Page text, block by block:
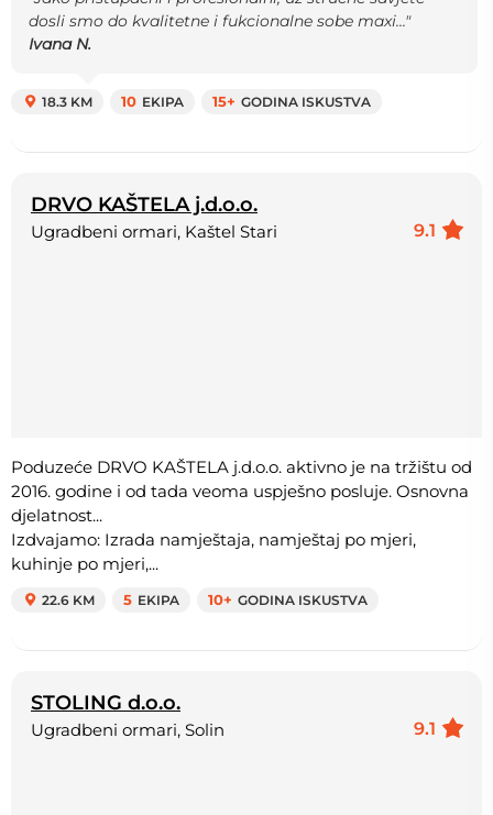
dosli smo do kvalitetne i fukcionalne sobe maxi..."
Ivana N.
18.3 KM 10 EKIPA 15+ GODINA ISKUSTVA
DRVO KAŠTELA j.d.o.o.
9.1
Ugradbeni ormari, Kaštel Stari
Poduzeće DRVO KAŠTELA j.d.o.o. aktivno je na tržištu od
2016. godine i od tada veoma uspješno posluje. Osnovna
djelatnost...
Izdvajamo: Izrada namještaja, namještaj po mjeri,
kuhinje po mjeri,...
22.6 KM 5 EKIPA 10+ GODINA ISKUSTVA
STOLING d.o.o.
9.1
Ugradbeni ormari, Solin